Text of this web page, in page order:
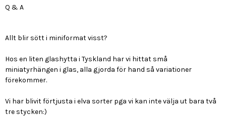
Q & A
Allt blir sött i miniformat visst?
Hos en liten glashytta i Tyskland har vi hittat små
miniatyrhängen i glas, alla gjorda för hand så variationer
förekommer.
Vi har blivit förtjusta i elva sorter pga vi kan inte välja ut bara två
tre stycken:)